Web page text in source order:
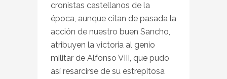
cronistas castellanos de la
época, aunque citan de pasada la
acción de nuestro buen Sancho,
atribuyen la victoria al genio
militar de Alfonso VIII, que pudo
así resarcirse de su estrepitosa